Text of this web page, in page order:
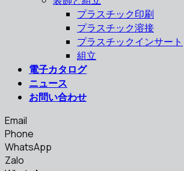
プラスチック印刷
プラスチック溶接
プラスチックインサート
組立
電子カタログ
ニュース
お問い合わせ
Email
Phone
WhatsApp
Zalo